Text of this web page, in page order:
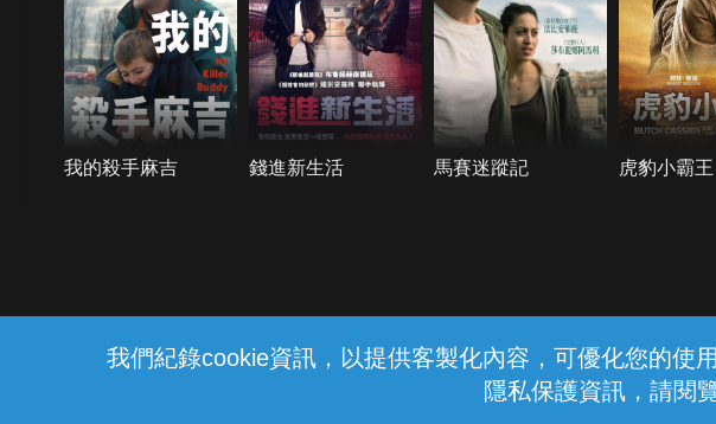
我們紀錄cookie資訊，以提供客製化內容，可優化您的使
隱私保護資訊，請閱
我的殺手麻吉 錢進新生活 馬賽迷蹤記 虎豹小霸王
中華電信股份有限公司